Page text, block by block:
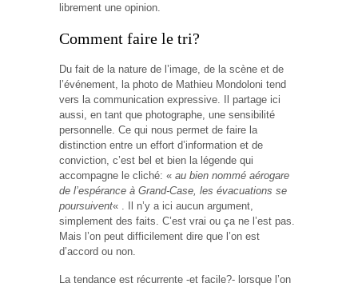
librement une opinion.
Comment faire le tri?
Du fait de la nature de l’image, de la scène et de
l’événement, la photo de Mathieu Mondoloni tend
vers la communication expressive. Il partage ici
aussi, en tant que photographe, une sensibilité
personnelle. Ce qui nous permet de faire la
distinction entre un effort d’information et de
conviction, c’est bel et bien la légende qui
accompagne le cliché: « au bien nommé aérogare
de l’espérance à Grand-Case, les évacuations se
poursuivent« . Il n’y a ici aucun argument,
simplement des faits. C’est vrai ou ça ne l’est pas.
Mais l’on peut difficilement dire que l’on est
d’accord ou non.
La tendance est récurrente -et facile?- lorsque l’on